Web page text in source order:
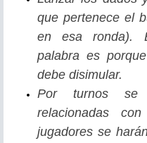
que pertenece el
en esa ronda).
palabra es
debe disimular.
Por turnos se
relacionadas
jugadores se